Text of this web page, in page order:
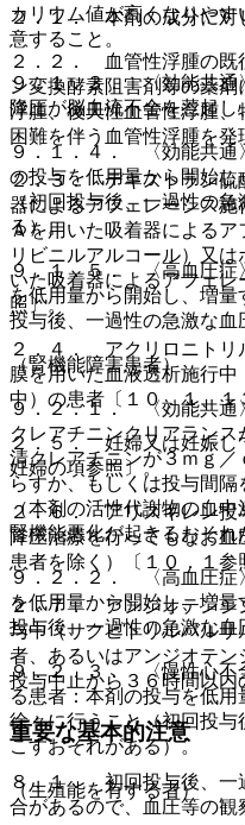
カリウム値が高くなりや
意すること。
９．１．３． 〈効能共通
降圧が脳血流不全を惹起
９．１．４． 〈効能共通
の投与を低用量から開始
（初回投与後、一過性の
る）。
９．１．５． 〈高血圧症
を低用量から開始し、増
投与後、一過性の急激な血
（腎機能障害患者）
９．２．１． 〈効能共通
クレアチニンクリアラン
清クレアチニンが３ｍｇ
らすか、もしくは投与間隔
（本剤の活性代謝物の血
腎機能悪化が起きるおそれ
９．２．２． 〈高血圧症
を低用量から開始し、増
投与後、一過性の急激な血
９．２．３． 〈慢性心不
る患者：本剤の投与を低
徐々に行うこと（初回投
こすおそれがある）。
（生殖能を有する者）
２．１． 本剤の成分に対
２．２． 血管性浮腫の既
ン変換酵素阻害剤等の薬
浮腫、後天性血管性浮腫
困難を伴う血管性浮腫を発
２．３． デキストラン硫
器によるアフェレーシス
Ａを用いた吸着器による
リビニルアルコール）又
いた吸着器によるアフェ
照〕。
２．４． アクリロニトリ
膜を用いた血液透析施行
中）の患者〔１０．１、１
２．５． 妊婦又は妊娠し
妊婦の項参照〕。
２．６． アリスキレン投
降圧治療を行ってもなお
患者を除く）〔１０．１参
２．７． アンジオテンシ
与中（サクビトリルバル
者、あるいはアンジオテ
投与中止から３６時間以
重要な基本的注意
８．１． 初回投与後、一
合があるので、血圧等の観